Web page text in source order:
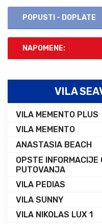
POPUSTI - DOPLATE
NAPOMENE:
VILA
VILA MEMENTO PLUS
VILA MEMENTO
ANASTASIA BEACH
OPSTE
PUTOVANJA
VILA PEDIAS
VILA SUNNY
VILA NIKOLAS LUX 1